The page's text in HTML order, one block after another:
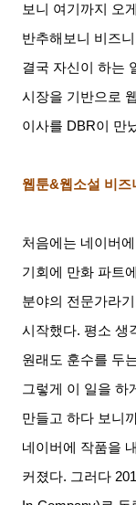
보니 여기까지 오
반추해보니 비즈
결국 자신이 하는
시장을 기반으로
이사를 DBR이 만
웹툰&웹소설 비즈
처음에는 네이버
기회에 만화 파트
분야의 전문가라
시작했다. 평소 생
원래도 훈수를 두
그렇게 이 일을 하
만들고 하다 보니
네이버에 작품을
커졌다. 그러다